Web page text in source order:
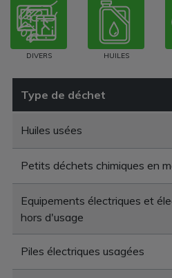
DIVERS HUILES
Type de déchet
Huiles usées
Petits déchets chimiques en
Equipements électriques et
hors d'usage
Piles électriques usagées